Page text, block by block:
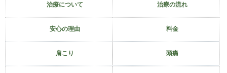
治療について 治療の流れ
安心の理由 料金
肩こり 頭痛